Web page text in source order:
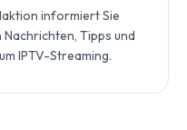
informiert Sie
Tipps und
IPTV-Streaming.